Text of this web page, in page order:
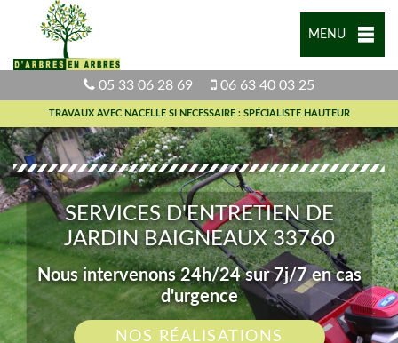
MENU
05 33 06 28 69 06 63 40 03 25
TRAVAUX AVEC NACELLE SI NECESSAIRE : SPÉCIALISTE HAUTEUR
SERVICES D'ENTRETIEN DE
JARDIN BAIGNEAUX 33760
Nous intervenons 24h/24 sur 7j/7 en cas
d'urgence
NOS RÉALISATIONS